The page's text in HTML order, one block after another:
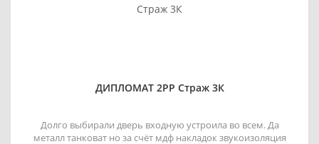
ДИПЛОМАТ 2РР Страж 3К
Долго выбирали дверь входную устроила во всем. Да
металл танковат но за счёт мдф накладок звукоизоляция